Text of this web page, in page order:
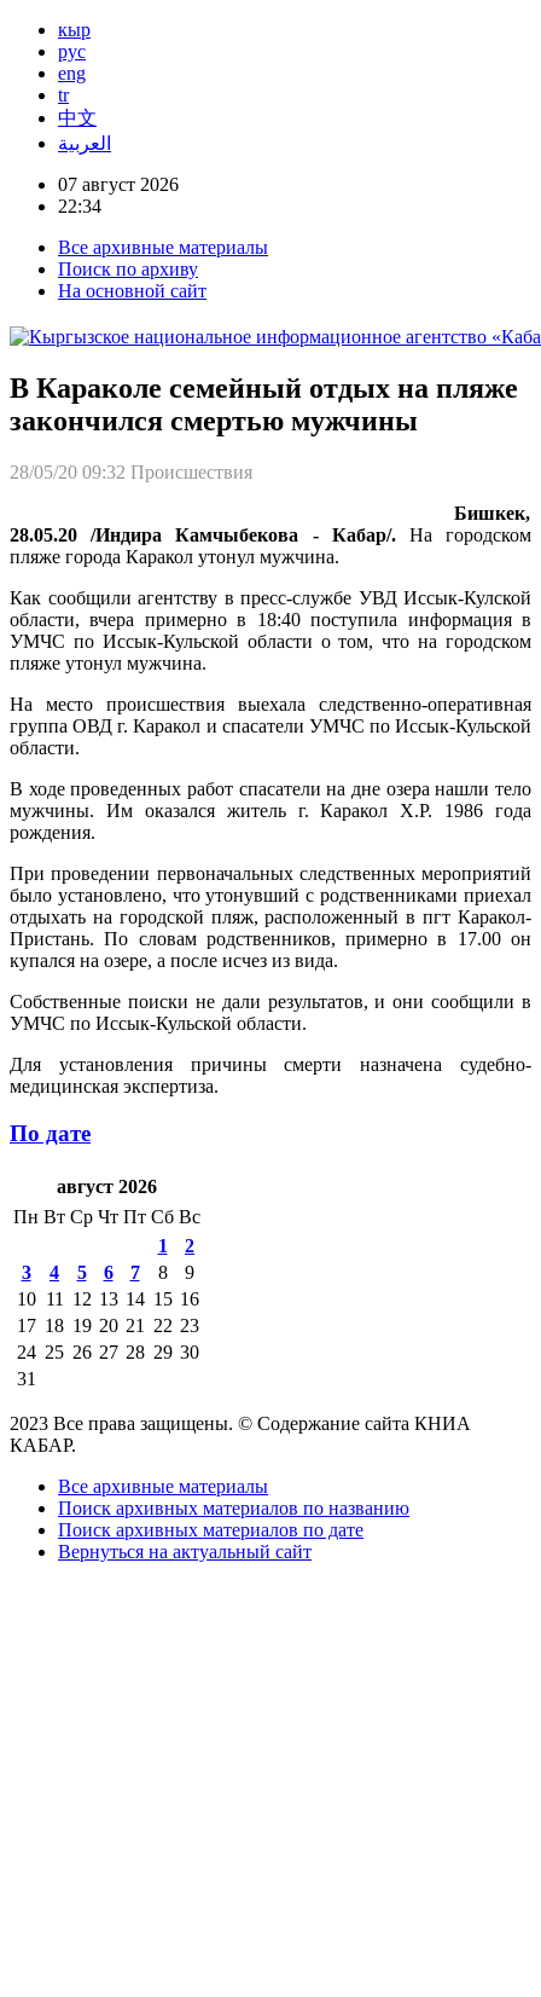
кыр
рус
eng
tr
中文
العربية
07 август 2026
22:34
Все архивные материалы
Поиск по архиву
На основной сайт
В Караколе семейный отдых на пляже
закончился смертью мужчины
28/05/20 09:32 Происшествия
Бишкек,
28.05.20 /Индира Камчыбекова - Кабар/.На городском
пляже города Каракол утонул мужчина.
Как сообщили агентству в пресс-службе УВД Иссык-Кулской
области, вчера примерно в 18:40 поступила информация в
УМЧС по Иссык-Кульской области о том, что на городском
пляже утонул мужчина.
На место происшествия выехала следственно-оперативная
группа ОВД г. Каракол и спасатели УМЧС по Иссык-Кульской
области.
В ходе проведенных работ спасатели на дне озера нашли тело
мужчины. Им оказался житель г. Каракол Х.Р. 1986 года
рождения.
При проведении первоначальных следственных мероприятий
было установлено, что утонувший с родственниками приехал
отдыхать на городской пляж, расположенный в пгт Каракол-
Пристань. По словам родственников, примерно в 17.00 он
купался на озере, а после исчез из вида.
Собственные поиски не дали результатов, и они сообщили в
УМЧС по Иссык-Кульской области.
Для установления причины смерти назначена судебно-
медицинская экспертиза.
По дате
август 2026
Пн Вт Ср Чт Пт Сб Вс
1
2
3
4 5 6 7 8
9
10 11 12 13 14 15 16
17 18 19 20 21 22 23
24 25 26 27 28 29 30
31
2023 Все права защищены. © Содержание сайта КНИА
КАБАР.
Все архивные материалы
Поиск архивных материалов по названию
Поиск архивных материалов по дате
Вернуться на актуальный сайт